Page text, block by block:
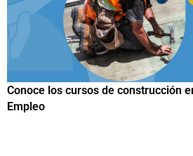
Papuchis y el Sueño Michoacano
productiva